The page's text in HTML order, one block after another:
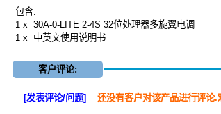
包含:
1 x 30A-0-LITE 2-4S 32位处理器多旋翼电调
1 x 中英文使用说明书
客户评论:
[发表评论/问题] 还没有客户对该产品进行评论